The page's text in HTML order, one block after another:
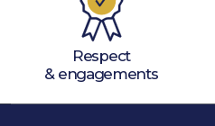
Respect
& engagements